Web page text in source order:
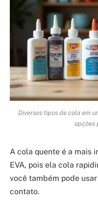
Diversos tipos de cola em
opções
A cola quente é a mais
EVA, pois ela cola
você também pode
contato.